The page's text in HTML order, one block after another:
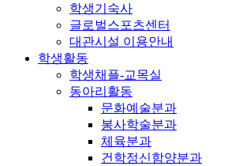
학생기숙사
글로벌스포츠센터
대관시설 이용안내
학생활동
학생채플-교목실
동아리활동
문화예술분과
봉사학술분과
체육분과
건학정신함양분과